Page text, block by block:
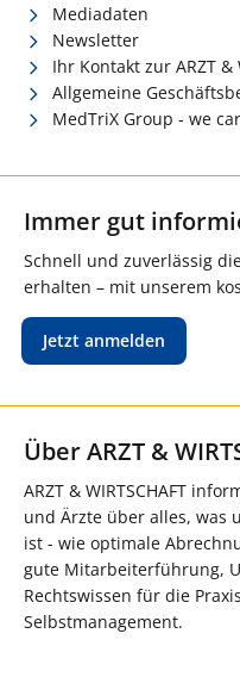
Mediadaten
Newsletter
Ihr Kontakt zur ARZT &
Allgemeine
MedTriX Group - we
Immer gut
Schnell und zuverlässig
erhalten – mit unserem
Jetzt anmelden
Über ARZT &
ARZT & WIRTSCHAFT
und Ärzte über alles, was
ist - wie optimale
gute Mitarbeiterführung,
Rechtswissen für die
Selbstmanagement.